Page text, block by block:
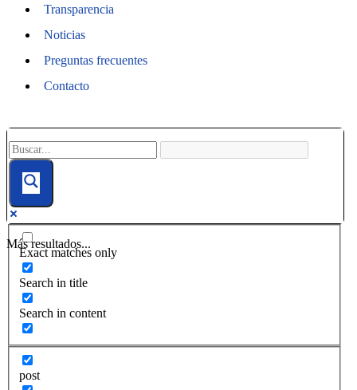
Transparencia
Noticias
Preguntas frecuentes
Contacto
Más resultados...
Exact matches only
Search in title
Search in content
post